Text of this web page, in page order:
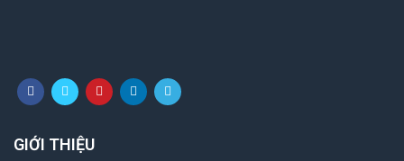
GIỚI THIỆU